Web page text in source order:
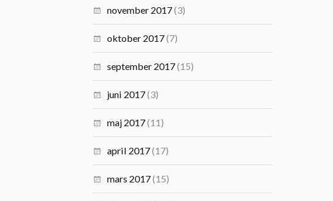
november 2017(3)
oktober 2017(7)
september 2017(15)
juni 2017(3)
maj 2017(11)
april 2017(17)
mars 2017(15)